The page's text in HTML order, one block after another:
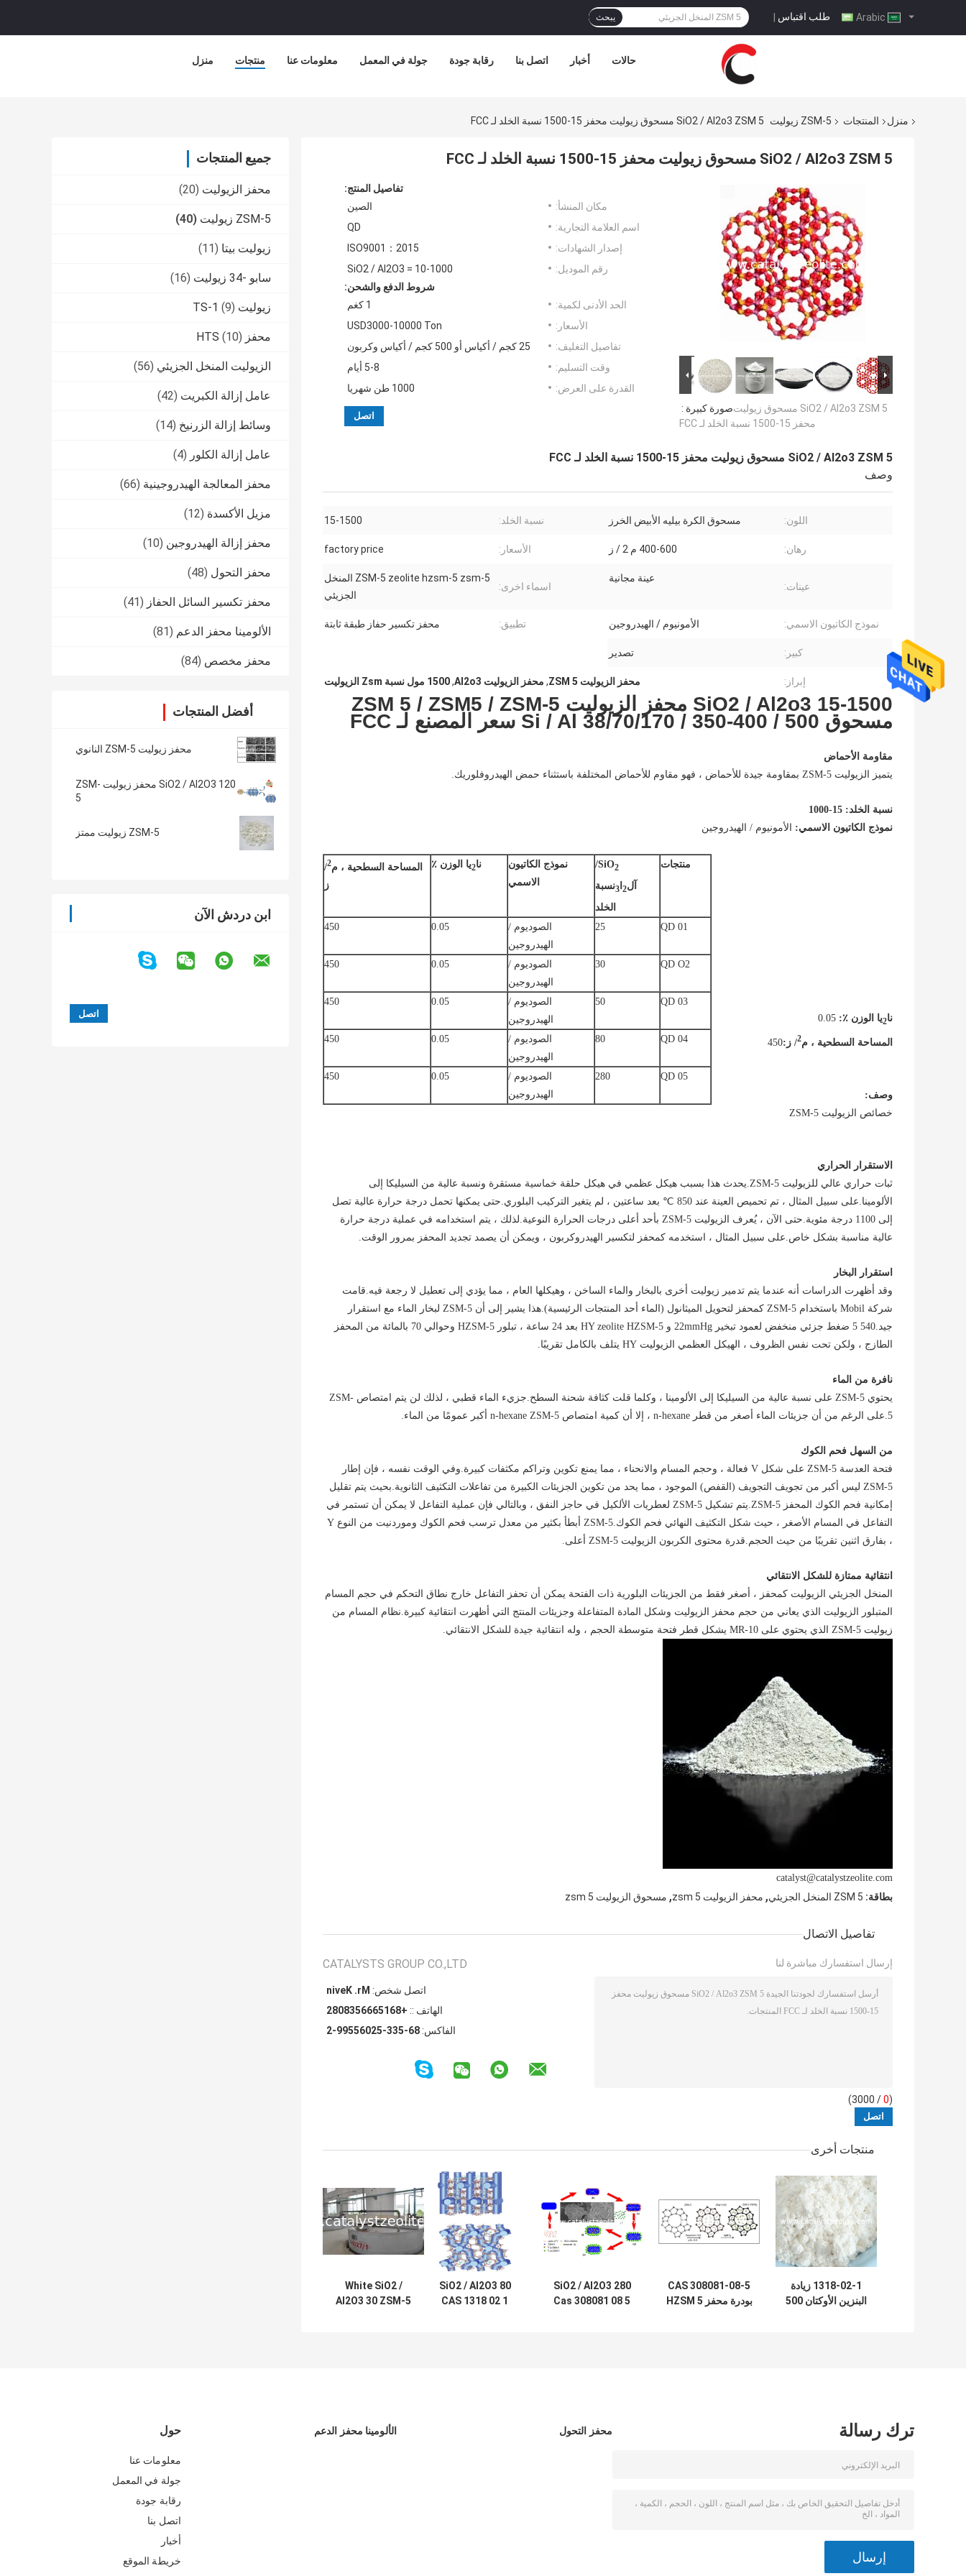
طلب اقتباس | يبحث
منزل منتجات معلومات عنا جولة في المعمل رقابة جودة اتصل بنا أخبار حالات
منزل المنتجات ZSM-5 زيوليت SiO2 / Al2o3 ZSM 5 مسحوق زيوليت محفز 15-1500 نسبة الخلد لـ FCC
جميع المنتجات
محفز الزيوليت (20)
ZSM-5 زيوليت (40)
زيوليت بيتا (11)
سابو -34 زيوليت (16)
زيوليت TS-1 (9)
محفز HTS (10)
الزيوليت المنخل الجزيئي (56)
عامل إزالة الكبريت (42)
وسائط إزالة الزرنيخ (14)
عامل إزالة الكلور (4)
محفز المعالجة الهيدروجينية (66)
مزيل الأكسدة (12)
محفز إزالة الهيدروجين (10)
محفز التحول (48)
محفز تكسير السائل الحفاز (41)
الألومينا محفز الدعم (81)
محفز مخصص (84)
أفضل المنتجات
محفز زيوليت ZSM-5 النانوي
SiO2 / Al2O3 120 محفز زيوليت ZSM-
5
ZSM-5 زيوليت ممتز
ابن دردش الآن
SiO2 / Al2o3 ZSM 5 مسحوق زيوليت محفز 15-1500 نسبة الخلد لـ FCC
صورة كبيرة :SiO2 / Al2o3 ZSM 5 مسحوق زيوليت
محفز 15-1500 نسبة الخلد لـ FCC
تفاصيل المنتج:
مكان المنشأ:
الصين
اسم العلامة التجارية:
QD
إصدار الشهادات:
ISO9001：2015
رقم الموديل:
SiO2 / Al2O3 = 10-1000
شروط الدفع والشحن:
الحد الأدنى لكمية:
1 كغم
الأسعار:
USD3000-10000 Ton
تفاصيل التغليف:
25 كجم / أكياس أو 500 كجم / أكياس وكربون
وقت التسليم:
5-8 أيام
القدرة على العرض:
1000 طن شهريا
اتصل
SiO2 / Al2o3 ZSM 5 مسحوق زيوليت محفز 15-1500 نسبة الخلد لـ FCC
وصف
اللون: مسحوق الكرة بيليه الأبيض الخرز نسبة الخلد: 15-1500
رهان: 400-600 م 2 / ز الأسعار: factory price
عينات:
عينة مجانية
اسماء اخرى:
ZSM-5 zeolite hzsm-5 zsm-5 المنخل
الجزيئي
نموذج الكاتيون الاسمي: الأمونيوم / الهيدروجين تطبيق: محفز تكسير حفاز طبقة ثابتة
كبير: تصدير
إبراز: محفز الزيوليت ZSM 5 , محفز الزيوليت Al2o3 ,1500 مول نسبة Zsm الزيوليت
SiO2 / Al2o3 15-1500 محفز الزيوليت ZSM 5 / ZSM5 / ZSM-5
مسحوق Si / Al 38/70/170 / 350-400 / 500 سعر المصنع لـ FCC
مقاومة الأحماض
يتميز الزيوليت ZSM-5 بمقاومة جيدة للأحماض ، فهو مقاوم للأحماض المختلفة باستثناء حمض الهيدروفلوريك.
نسبة الخلد: 15-1000
نموذج الكاتيون الاسمي:
الأمونيوم / الهيدروجين
منتجات SiO2
/
آل2
3نسبة
الخلد
نموذج الكاتيون
الاسمي
نا2يا الوزن ٪ المساحة السطحية ، م2
/
ز
QD 01
25
الصوديوم /
الهيدروجين
0.05
450
QD O2
30
الصوديوم /
الهيدروجين
0.05
450
QD 03
50
الصوديوم /
الهيدروجين
0.05
450
QD 04
80
الصوديوم /
الهيدروجين
0.05
450
QD 05
280
الصوديوم /
الهيدروجين
0.05
450
نا2يا الوزن ٪: 0.05
المساحة السطحية ، م2/ ز:450
وصف:
خصائص الزيوليت ZSM-5
الاستقرار الحراري
ثبات حراري عالي للزيوليت ZSM-5.يحدث هذا بسبب هيكل عظمي في هيكل حلقة خماسية مستقرة ونسبة عالية من السيليكا إلى
الألومينا.على سبيل المثال ، تم تحميص العينة عند 850 ℃ بعد ساعتين ، لم يتغير التركيب البلوري.حتى يمكنها تحمل درجة حرارة عالية تصل
إلى 1100 درجة مئوية.حتى الآن ، يُعرف الزيوليت ZSM-5 بأحد أعلى درجات الحرارة النوعية.لذلك ، يتم استخدامه في عملية درجة حرارة
عالية مناسبة بشكل خاص.على سبيل المثال ، استخدمه كمحفز لتكسير الهيدروكربون ، ويمكن أن يصمد تجديد المحفز بمرور الوقت.
استقرار البخار
وقد أظهرت الدراسات أنه عندما يتم تدمير زيوليت أخرى بالبخار والماء الساخن ، وهيكلها العام ، مما يؤدي إلى تعطيل لا رجعة فيه.قامت
شركة Mobil باستخدام ZSM-5 كمحفز لتحويل الميثانول (الماء أحد المنتجات الرئيسية).هذا يشير إلى أن ZSM-5 لبخار الماء مع استقرار
جيد.540 5 ضغط جزئي منخفض لعمود تبخير 22mmHg و HY zeolite HZSM-5 بعد 24 ساعة ، تبلور HZSM-5 وحوالي 70 بالمائة من المحفز
الطازج ، ولكن تحت نفس الظروف ، الهيكل العظمي الزيوليت HY يتلف بالكامل تقريبًا.
نافرة من الماء
يحتوي ZSM-5 على نسبة عالية من السيليكا إلى الألومينا ، وكلما قلت كثافة شحنة السطح.جزيء الماء قطبي ، لذلك لن يتم امتصاص ZSM-
5.على الرغم من أن جزيئات الماء أصغر من قطر n-hexane ، إلا أن كمية امتصاص n-hexane ZSM-5 أكبر عمومًا من الماء.
من السهل فحم الكوك
فتحة العدسة ZSM-5 على شكل V فعالة ، وحجم المسام والانحناء ، مما يمنع تكوين وتراكم مكثفات كبيرة.وفي الوقت نفسه ، فإن إطار
ZSM-5 ليس أكبر من تجويف التجويف (القفص) الموجود ، مما يحد من تكوين الجزيئات الكبيرة من تفاعلات التكثيف الثانوية.بحيث يتم تقليل
إمكانية فحم الكوك المحفز ZSM-5.يتم تشكيل ZSM-5 لعطريات الألكيل في حاجز النفق ، وبالتالي فإن عملية التفاعل لا يمكن أن تستمر في
التفاعل في المسام الأصغر ، حيث شكل التكثيف النهائي فحم الكوك.ZSM-5 أبطأ بكثير من معدل ترسب فحم الكوك وموردنيت من النوع Y
، بفارق اثنين تقريبًا من حيث الحجم.قدرة محتوى الكربون الزيوليت ZSM-5 أعلى.
انتقائية ممتازة للشكل الانتقائي
المنخل الجزيئي الزيوليت كمحفز ، أصغر فقط من الجزيئات البلورية ذات الفتحة يمكن أن تحفز التفاعل خارج نطاق التحكم في حجم المسام
المتبلور الزيوليت الذي يعاني من حجم محفز الزيوليت وشكل المادة المتفاعلة وجزيئات المنتج التي أظهرت انتقائية كبيرة.نظام المسام من
زيوليت ZSM-5 الذي يحتوي على 10-MR يشكل قطر فتحة متوسطة الحجم ، وله انتقائية جيدة للشكل الانتقائي.
catalyst@catalystzeolite.com
بطاقة: ZSM 5 المنخل الجزيئي , محفز الزيوليت 5 zsm , مسحوق الزيوليت 5 zsm
تفاصيل الاتصال
CATALYSTS GROUP CO.,LTD
اتصل شخص: Mr. Kevin
الهاتف :: +8615666538082
الفاكس: 86-533-52065599-2
إرسال استفسارك مباشرة لنا
(
0
/ 3000)
منتجات أخرى
1318-02-1 زيادة
البنزين الأوكتان 500
CAS 308081-08-5
بودرة محفز HZSM 5
SiO2 / Al2O3 280
Cas 308081 08 5
SiO2 / Al2O3 80
CAS 1318 02 1
White SiO2 /
Al2O3 30 ZSM-5
حول
معلومات عنا
جولة في المعمل
رقابة جودة
اتصل بنا
أخبار
خريطة الموقع
الألومينا محفز الدعم محفز التحول ترك رسالة